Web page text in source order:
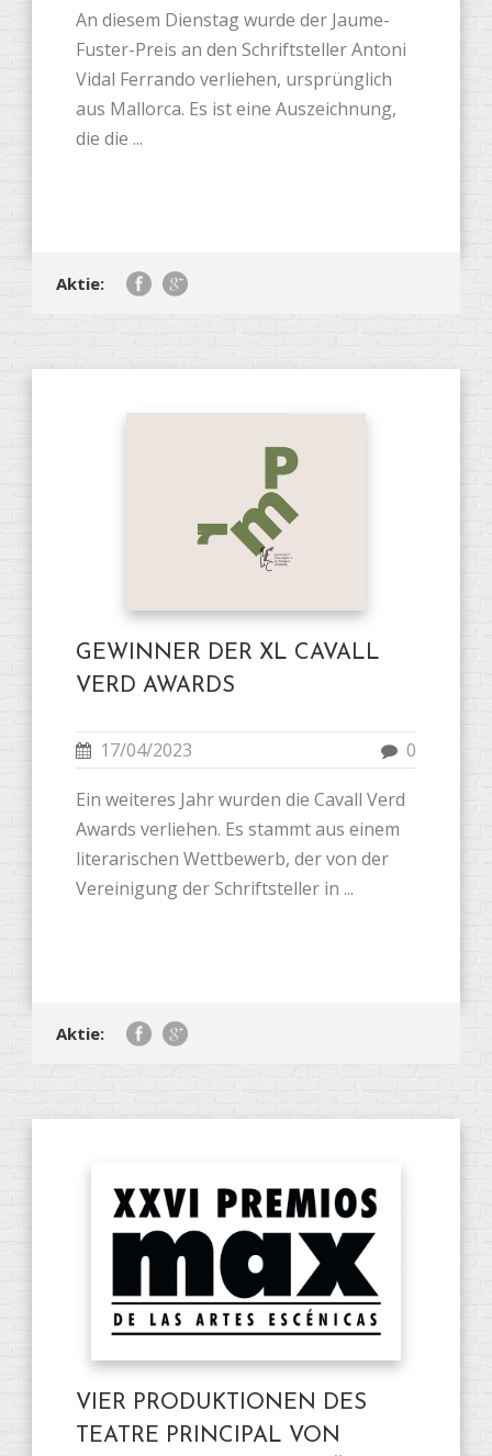
An diesem Dienstag wurde der Jaume-
Fuster-Preis an den Schriftsteller Antoni
Vidal Ferrando verliehen, ursprünglich
aus Mallorca. Es ist eine Auszeichnung,
die die ...
Aktie:
GEWINNER DER XL CAVALL
VERD AWARDS
17/04/2023 0
Ein weiteres Jahr wurden die Cavall Verd
Awards verliehen. Es stammt aus einem
literarischen Wettbewerb, der von der
Vereinigung der Schriftsteller in ...
Aktie:
VIER PRODUKTIONEN DES
TEATRE PRINCIPAL VON